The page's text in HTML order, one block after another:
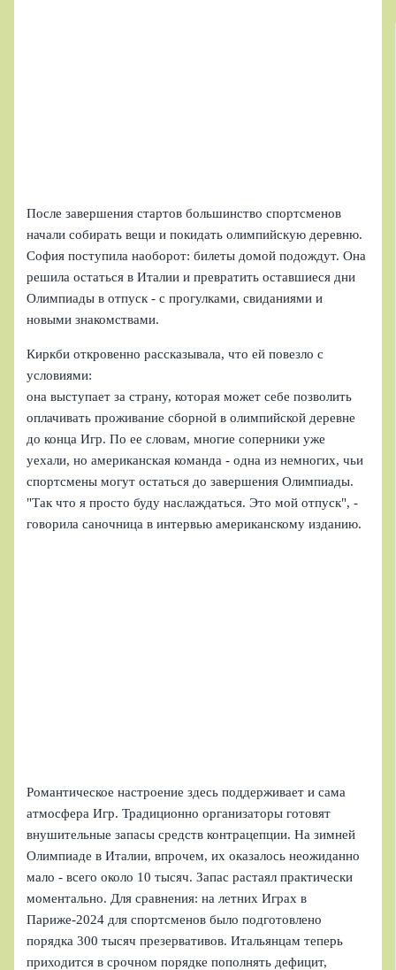
После завершения стартов большинство спортсменов
начали собирать вещи и покидать олимпийскую деревню.
София поступила наоборот: билеты домой подождут. Она
решила остаться в Италии и превратить оставшиеся дни
Олимпиады в отпуск - с прогулками, свиданиями и
новыми знакомствами.
Киркби откровенно рассказывала, что ей повезло с
условиями:
она выступает за страну, которая может себе позволить
оплачивать проживание сборной в олимпийской деревне
до конца Игр. По ее словам, многие соперники уже
уехали, но американская команда - одна из немногих, чьи
спортсмены могут остаться до завершения Олимпиады.
"Так что я просто буду наслаждаться. Это мой отпуск", -
говорила саночница в интервью американскому изданию.
Романтическое настроение здесь поддерживает и сама
атмосфера Игр. Традиционно организаторы готовят
внушительные запасы средств контрацепции. На зимней
Олимпиаде в Италии, впрочем, их оказалось неожиданно
мало - всего около 10 тысяч. Запас растаял практически
моментально. Для сравнения: на летних Играх в
Париже-2024 для спортсменов было подготовлено
порядка 300 тысяч презервативов. Итальянцам теперь
приходится в срочном порядке пополнять дефицит,